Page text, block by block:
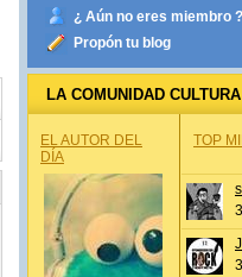
¿ Aún no eres miembro ?
Propón tu blog
LA COMUNIDAD
EL AUTOR DEL
DÍA
TOP